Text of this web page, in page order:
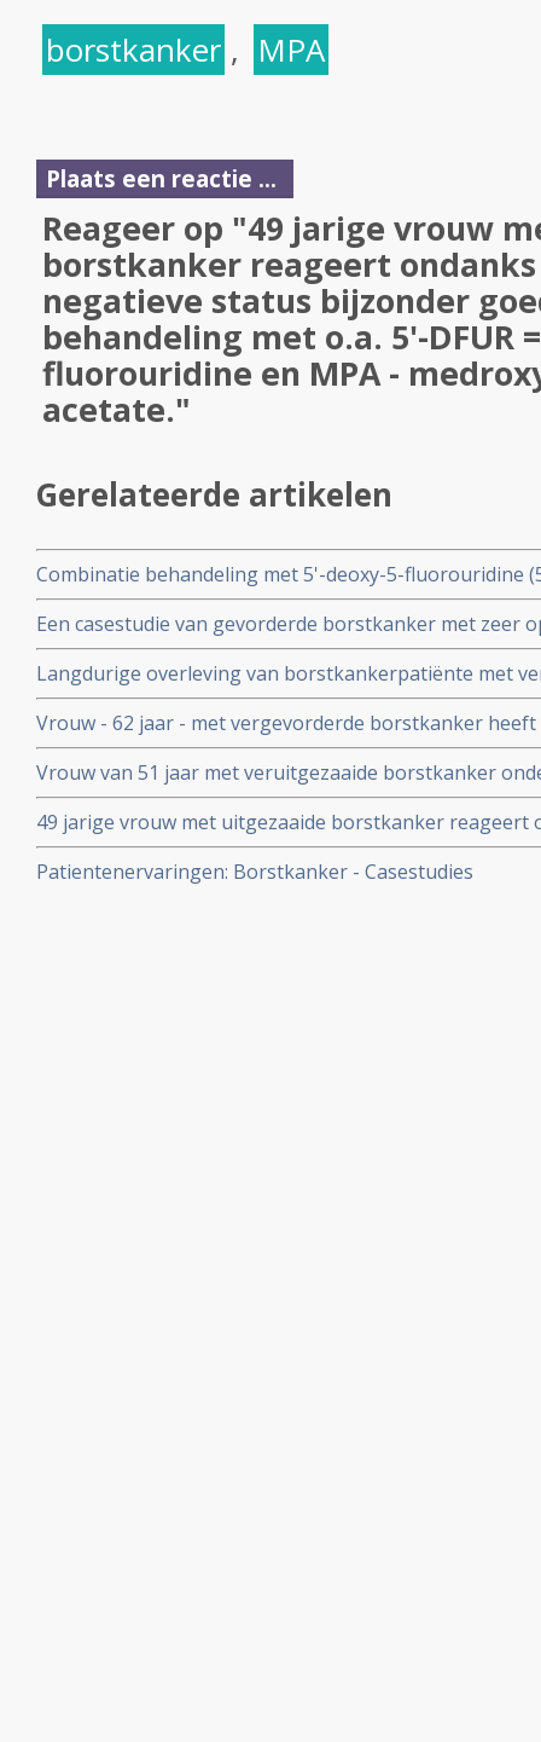
borstkanker , MPA
Plaats een reactie ...
Reageer op "49 jarige vrouw
borstkanker reageert
negatieve status bijzonder
behandeling met o.a. 5'-DFUR
fluorouridine en MPA -
acetate."
Gerelateerde artikelen
Combinatie behandeling met 5'-deoxy-5-fluorouridine
(CPA) en medroxyprogesterone acetate (MPA) als
borstkankerpatiënten succesvol.
Een casestudie van gevorderde borstkanker met zeer
behandeling met combinatietherapie van 5'-DFUR en
Langdurige overleving van borstkankerpatiënte met
met combinatie behandeling van 5'-deoxy-5-
medroxyprogesterone acetate (MPA)
Vrouw - 62 jaar - met vergevorderde borstkanker
behandeling met combinatietherapie van 5'-DFUR en
Vrouw van 51 jaar met veruitgezaaide borstkanker
behandeling chemo endocrine-therapie van CEF
fluorouracil) en 5'-DFUR (5'-deoxy-5-fluorouridine) +
acetate)
49 jarige vrouw met uitgezaaide borstkanker reageert
status bijzonder goed op combinatie behandeling met
fluorouridine en MPA - medroxyprogesterone acetate.
Patientenervaringen: Borstkanker - Casestudies